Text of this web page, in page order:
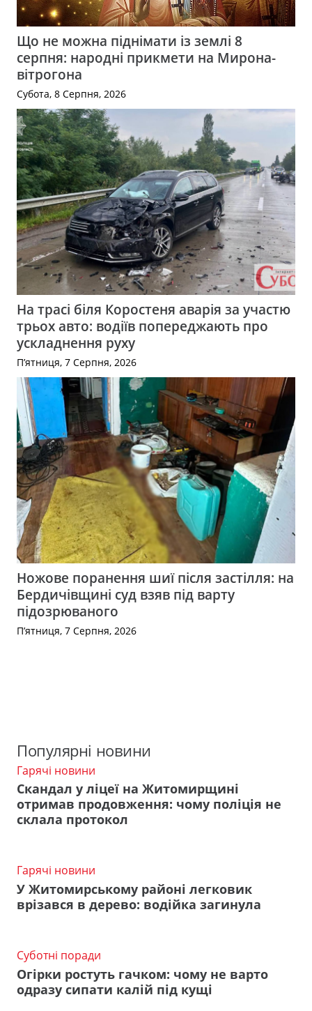
Що не можна піднімати із землі 8
серпня: народні прикмети на Мирона-
вітрогона
Субота, 8 Серпня, 2026
На трасі біля Коростеня аварія за участю
трьох авто: водіїв попереджають про
ускладнення руху
П’ятниця, 7 Серпня, 2026
Ножове поранення шиї після застілля: на
Бердичівщині суд взяв під варту
підозрюваного
П’ятниця, 7 Серпня, 2026
Популярні новини
Гарячі новини
Скандал у ліцеї на Житомирщині
отримав продовження: чому поліція не
склала протокол
Гарячі новини
У Житомирському районі легковик
врізався в дерево: водійка загинула
Суботні поради
Огірки ростуть гачком: чому не варто
одразу сипати калій під кущі